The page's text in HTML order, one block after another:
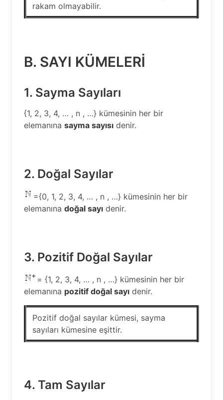
rakam olmayabilir.
B. SAYI KÜMELERİ
1. Sayma Sayıları
{1, 2, 3, 4, … , n , …} kümesinin her bir
elemanına sayma sayısı denir.
2. Doğal Sayılar
={0, 1, 2, 3, 4, … , n , …} kümesinin her bir
elemanına doğal sayı denir.
3. Pozitif Doğal Sayılar
= {1, 2, 3, 4, … , n , …} kümesinin her bir
elemanına pozitif doğal sayı denir.
Pozitif doğal sayılar kümesi, sayma
sayıları kümesine eşittir.
4. Tam Sayılar